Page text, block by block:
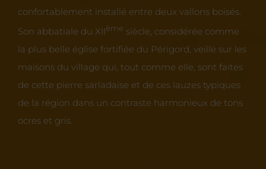
confortablement installé entre deux vallons boisés.
Son abbatiale du XIIème siècle, considérée comme
la plus belle église fortifiée du Périgord, veille sur les
maisons du village qui, tout comme elle, sont faites
de cette pierre sarladaise et de ces lauzes typiques
de la région dans un contraste harmonieux de tons
ocres et gris.